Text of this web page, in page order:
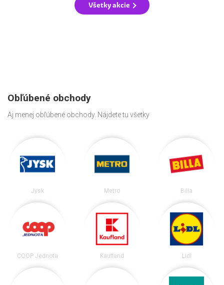
Všetky akcie
Obľúbené obchody
Aj menej obľúbené obchody. Nájdete tu všetky
Jysk Metro Billa
COOP Jednota Kaufland Lidl